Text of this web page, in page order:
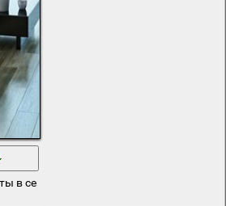
в серых тонах с диваном и подушками